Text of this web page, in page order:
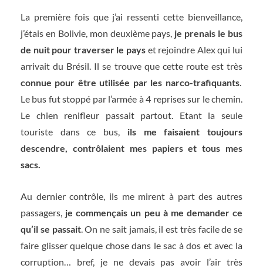
La première fois que j’ai ressenti cette bienveillance,
j’étais en Bolivie, mon deuxième pays, je prenais le bus
de nuit pour traverser le pays et rejoindre Alex qui lui
arrivait du Brésil. Il se trouve que cette route est très
connue pour être utilisée par les narco-trafiquants.
Le bus fut stoppé par l’armée à 4 reprises sur le chemin.
Le chien renifleur passait partout. Etant la seule
touriste dans ce bus, ils me faisaient toujours
descendre, contrôlaient mes papiers et tous mes
sacs.
Au dernier contrôle, ils me mirent à part des autres
passagers, je commençais un peu à me demander ce
qu’il se passait. On ne sait jamais, il est très facile de se
faire glisser quelque chose dans le sac à dos et avec la
corruption… bref, je ne devais pas avoir l’air très